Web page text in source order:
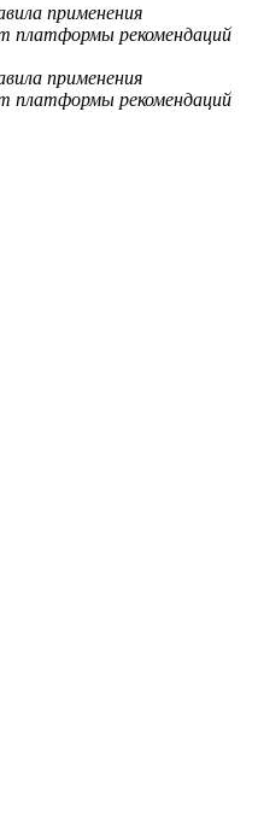
применения
платформы рекомендаций
применения
платформы рекомендаций